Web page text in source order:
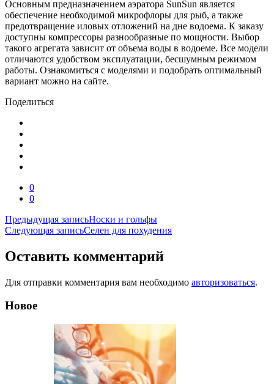
Основным предназначением аэратора SunSun является
обеспечение необходимой микрофлоры для рыб, а также
предотвращение иловых отложений на дне водоема. К заказу
доступны компрессоры разнообразные по мощности. Выбор
такого агрегата зависит от объема воды в водоеме. Все модели
отличаются удобством эксплуатации, бесшумным режимом
работы. Ознакомиться с моделями и подобрать оптимальный
вариант можно на сайте.
Поделиться
0
0
Навигация
по
записям
Предыдущая записьНоски и гольфы
Следующая записьСелен для похудения
Оставить комментарий
Для отправки комментария вам необходимо авторизоваться.
Новое